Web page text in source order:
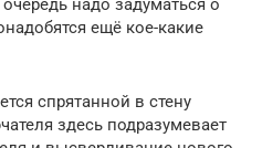
надо задуматься о
ещё кое-какие
спрятанной в стену
здесь подразумевает